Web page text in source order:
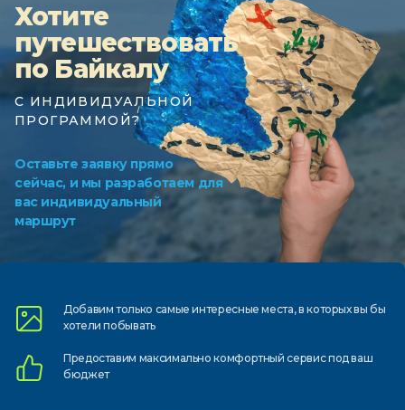
Хотите
путешествовать
по Байкалу
С ИНДИВИДУАЛЬНОЙ
ПРОГРАММОЙ?
Оставьте заявку прямо
сейчас, и мы разработаем для
вас индивидуальный
маршрут
Добавим только самыеинтересные места, в которыхвы бы
хотели побывать
Предоставим максимально комфортныйсервис под ваш
бюджет